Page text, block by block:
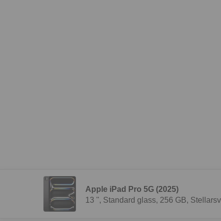
Apple iPad Pro 5G (2025)
13 '', Standard glass, 256 GB,